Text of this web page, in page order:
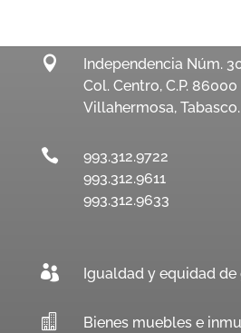

Independencia Núm.
Col. Centro, C.P. 86000
Villahermosa,

993.312.9722
993.312.9611
993.312.9633
 Igualdad y equidad de
 Bienes muebles e